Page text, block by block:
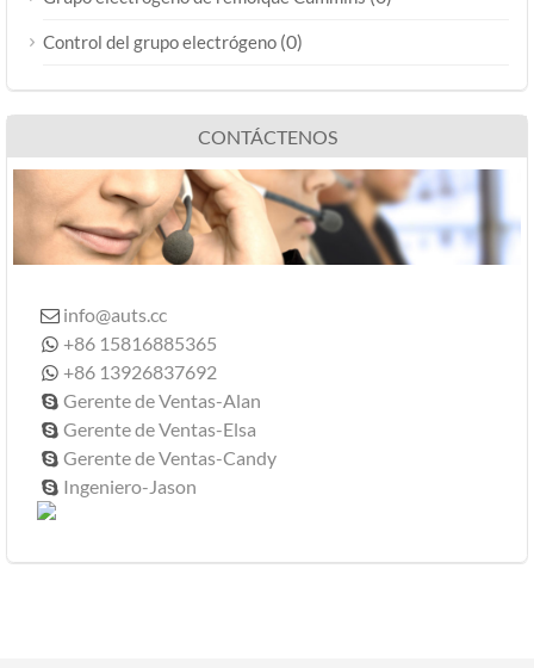
Control del grupo electrógeno (0)
CONTÁCTENOS
 info@auts.cc
 +86 15816885365
 +86 13926837692
 Gerente de Ventas-Alan
 Gerente de Ventas-Elsa
 Gerente de Ventas-Candy
 Ingeniero-Jason